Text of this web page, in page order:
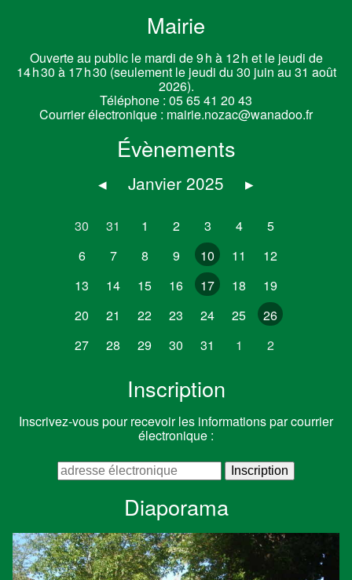
Mairie
Ouverte au public le mardi de 9 h à 12 h et le jeudi de
14 h 30 à 17 h 30 (seulement le jeudi du 30 juin au 31 août
2026).
Téléphone : 05 65 41 20 43
Courrier électronique : mairie.nozac@wanadoo.fr
Évènements
◂ Janvier 2025 ▸
30 31 1 2 3 4
5
6
7 8 9 10 11
12
13
14 15 16 17 18
19
20
21 22 23 24 25
26
27
28 29 30 31 1 2
Inscription
Inscrivez-vous pour recevoir les informations par courrier
électronique :
Diaporama